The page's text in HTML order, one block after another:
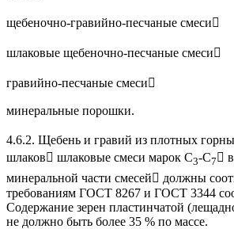
щебеночно-гравийно-песчаные смеси
шлаковые щебеночно-песчаные смеси
гравийно-песчаные смеси
минеральные порошки.
4.6.2. Щебень и гравий из плотных
шлаков шлаковые смеси марок С3-С7 
минеральной части смесей должны
требованиям ГОСТ 8267 и ГОСТ 3344
Содержание зерен пластинчатой
не должно быть более 35 % по массе.